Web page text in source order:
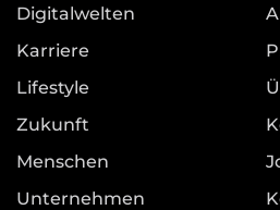
Digitalwelten
Karriere
Lifestyle
Zukunft
Menschen
Unternehmen